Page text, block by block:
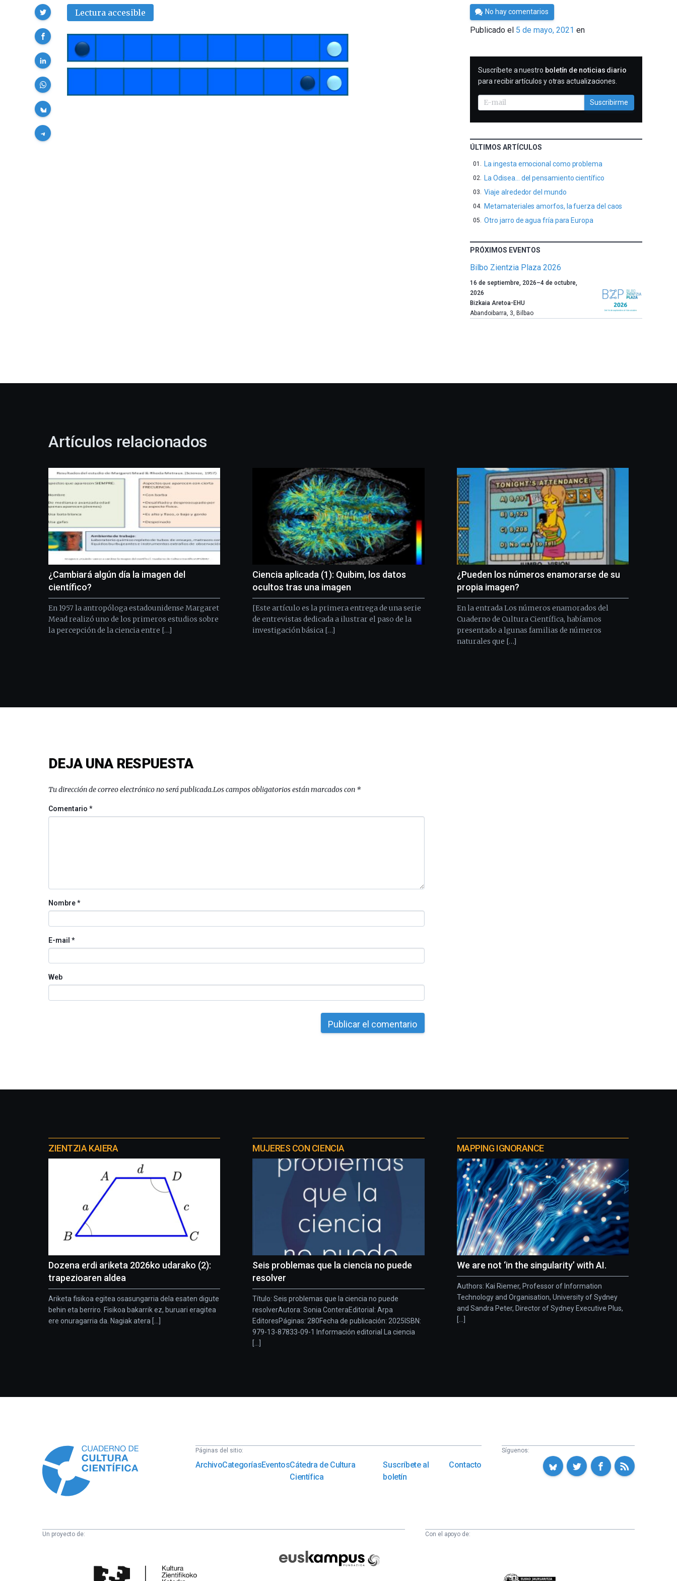
Lectura accesible
Compartir
Por
César
Tomé
No hay comentarios
Publicado el 5 de mayo, 2021 en
SUSCRIBIRME
Suscríbete a nuestro boletín de noticias diario
para recibir artículos y otras actualizaciones.
Suscribirme
ÚLTIMOS ARTÍCULOS
La ingesta emocional como problema
La Odisea… del pensamiento científico
Viaje alrededor del mundo
Metamateriales amorfos, la fuerza del caos
Otro jarro de agua fría para Europa
PRÓXIMOS EVENTOS
Bilbo Zientzia Plaza 2026
Un
año
más,
Bilbao
la
Plaza
festival
ciudad
de
monólogos,
exposiciones,
conferencias,
y
espectáculos
del
de
16 de septiembre, 2026–4 de octubre,
2026
Bizkaia Aretoa-EHU
Abandoibarra, 3, Bilbao
Artículos relacionados
¿Cambiará algún día la imagen del
científico?
En 1957 la antropóloga estadounidense Margaret
Mead realizó uno de los primeros estudios sobre
la percepción de la ciencia entre […]
Ciencia aplicada (1): Quibim, los datos
ocultos tras una imagen
[Este artículo es la primera entrega de una serie
de entrevistas dedicada a ilustrar el paso de la
investigación básica […]
¿Pueden los números enamorarse de su
propia imagen?
En la entrada Los números enamorados del
Cuaderno de Cultura Científica, habíamos
presentado a lgunas familias de números
naturales que […]
DEJA UNA RESPUESTA
Tu dirección de correo electrónico no será publicada.Los campos obligatorios están marcados con *
Comentario*
Nombre*
E-mail *
Web
proyectos
ZIENTZIA KAIERA
Dozena erdi ariketa 2026ko udarako (2):
trapezioaren aldea
Ariketa fisikoa egitea osasungarria dela esaten digute
behin eta berriro. Fisikoa bakarrik ez, buruari eragitea
ere onuragarria da. Nagiak atera [...]
MUJERES CON CIENCIA
Seis problemas que la ciencia no puede
resolver
Título: Seis problemas que la ciencia no puede
resolverAutora: Sonia ConteraEditorial: Arpa
EditoresPáginas: 280Fecha de publicación: 2025ISBN:
979-13-87833-09-1 Información editorial La ciencia
[...]
MAPPING IGNORANCE
We are not ‘in the singularity’ with AI.
Authors: Kai Riemer, Professor of Information
Technology and Organisation, University of Sydney
and Sandra Peter, Director of Sydney Executive Plus,
[...]
Páginas del sitio:
ArchivoCategoríasEventosCátedra de Cultura
Científica
Suscríbete al
boletín
Contacto
Síguenos:
Un proyecto de:
Fundazioa
Con el apoyo de:
Eusko